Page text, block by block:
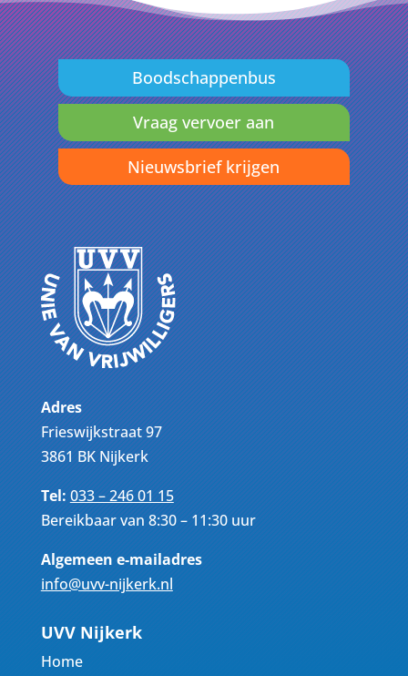
Boodschappenbus
Vraag vervoer aan
Nieuwsbrief krijgen
Adres
Frieswijkstraat 97
3861 BK Nijkerk
Tel:033 – 246 01 15
Bereikbaar van 8:30 – 11:30 uur
Algemeen e-mailadres
info@uvv-nijkerk.nl
UVV Nijkerk
Home